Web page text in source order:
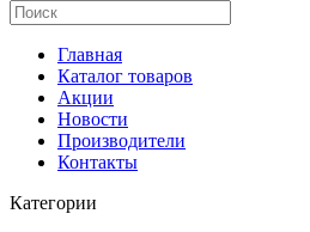
Главная
Каталог товаров
Акции
Новости
Производители
Контакты
Категории